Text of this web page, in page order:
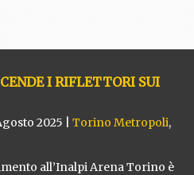
I RIFLETTORI SUI
2025 Torino Metropoli,
all’Inalpi Arena Torino è